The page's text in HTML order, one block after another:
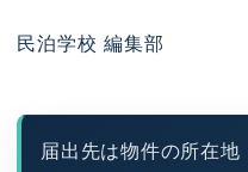
民泊学校 編集部
届出先は物件の所在地